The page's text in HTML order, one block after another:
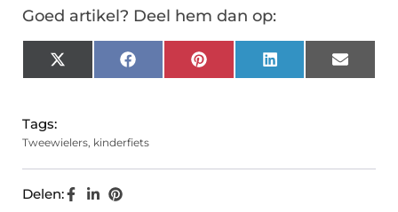
Goed artikel? Deel hem dan op:
X
(Twitter)
FacebookPinterest LinkedIn Email
Tags:
Tweewielers, kinderfiets
Delen: